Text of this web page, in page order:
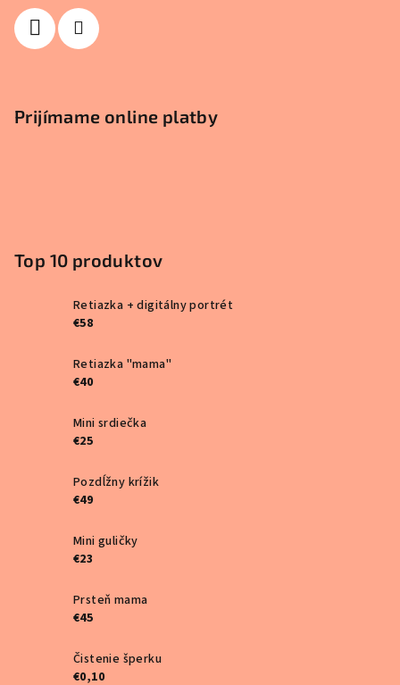
Prijímame online platby
Top 10 produktov
Retiazka + digitálny portrét
€58
Retiazka "mama"
€40
Mini srdiečka
€25
Pozdĺžny krížik
€49
Mini guličky
€23
Prsteň mama
€45
Čistenie šperku
€0,10